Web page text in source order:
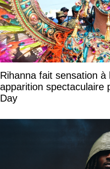
Rihanna fait sensation
apparition spectaculaire
Day